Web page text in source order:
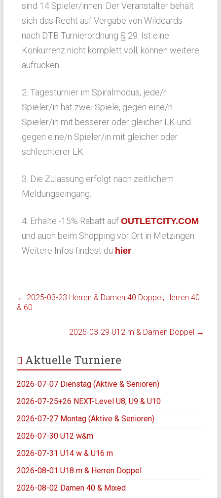
sind 14 Spieler/innen. Der Veranstalter behält
sich das Recht auf Vergabe von Wildcards
nach DTB Turnierordnung § 29. Ist eine
Konkurrenz nicht komplett voll, können weitere
aufrücken.
2. Tagesturnier im Spiralmodus, jede/r
Spieler/in hat zwei Spiele, gegen eine/n
Spieler/in mit besserer oder gleicher LK und
gegen eine/n Spieler/in mit gleicher oder
schlechterer LK.
3. Die Zulassung erfolgt nach zeitlichem
Meldungseingang.
4. Erhalte -15% Rabatt auf OUTLETCITY.COM
und auch beim Shopping vor Ort in Metzingen.
Weitere Infos findest du hier
← 2025-03-23 Herren & Damen 40 Doppel, Herren 40
& 60
2025-03-29 U12 m & Damen Doppel →
Aktuelle Turniere
2026-07-07 Dienstag (Aktive & Senioren)
2026-07-25+26 NEXT-Level U8, U9 & U10
2026-07-27 Montag (Aktive & Senioren)
2026-07-30 U12 w&m
2026-07-31 U14 w & U16 m
2026-08-01 U18 m & Herren Doppel
2026-08-02 Damen 40 & Mixed